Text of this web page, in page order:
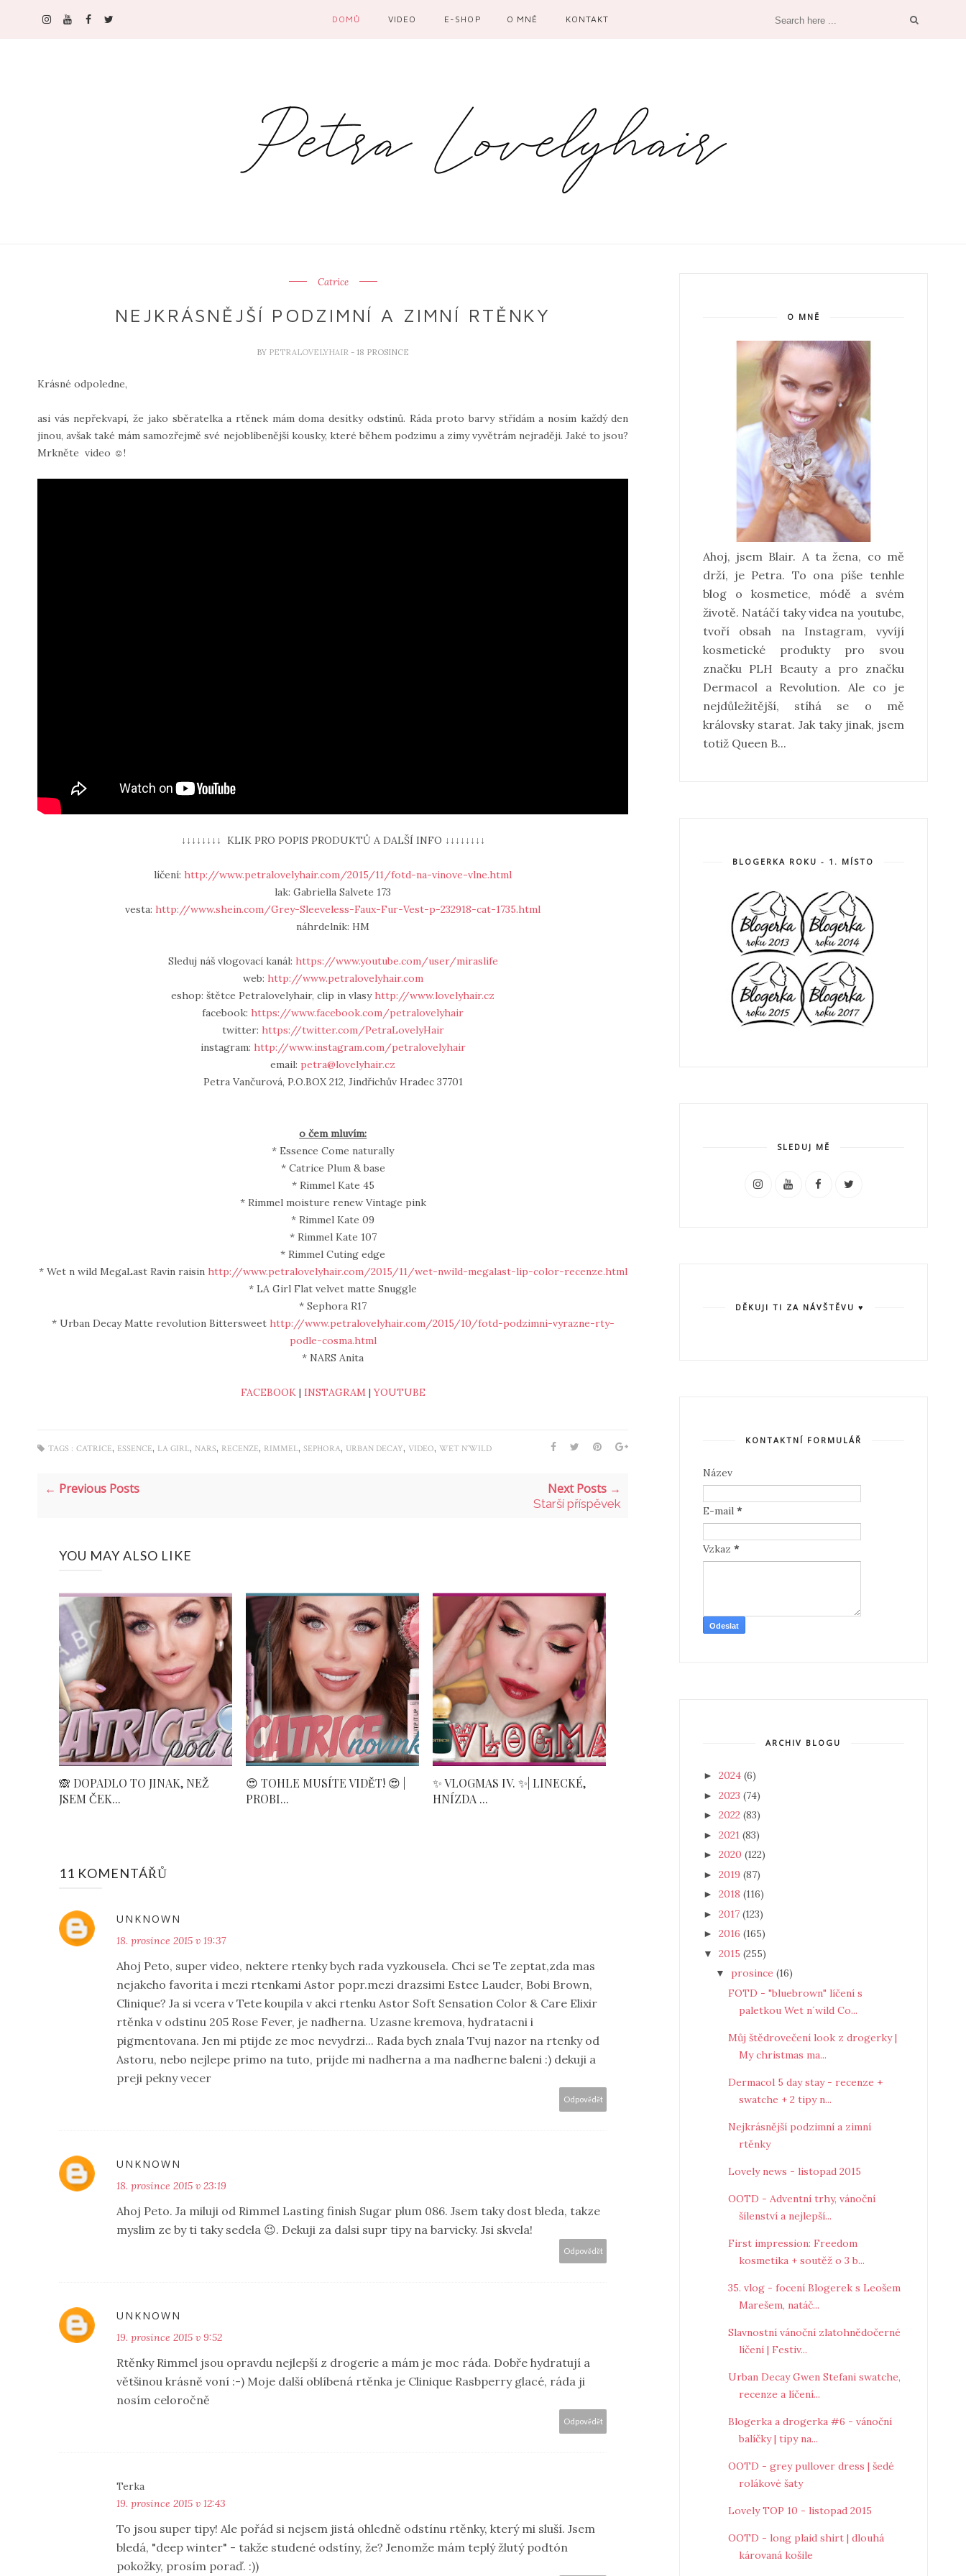
DOMŮ VIDEO E-SHOP O MNĚ KONTAKT
Catrice
NEJKRÁSNĚJŠÍ PODZIMNÍ A ZIMNÍ RTĚNKY
BY PETRALOVELYHAIR - 18 PROSINCE
Krásné odpoledne,
asi vás nepřekvapí, že jako sběratelka a rtěnek mám doma desítky odstínů. Ráda proto barvy střídám a nosím každý den
jinou, avšak také mám samozřejmě své nejoblíbenější kousky, které během podzimu a zimy vyvětrám nejraději. Jaké to jsou?
Mrkněte video ☺!
↓↓↓↓↓↓↓↓ KLIK PRO POPIS PRODUKTŮ A DALŠÍ INFO ↓↓↓↓↓↓↓↓
líčení:http://www.petralovelyhair.com/2015/11/fotd-na-vinove-vlne.html
lak: Gabriella Salvete 173
vesta:http://www.shein.com/Grey-Sleeveless-Faux-Fur-Vest-p-232918-cat-1735.html
náhrdelník: HM
Sleduj náš vlogovací kanál: https://www.youtube.com/user/miraslife
web: http://www.petralovelyhair.com
eshop: štětce Petralovelyhair, clip in vlasyhttp://www.lovelyhair.cz
facebook:https://www.facebook.com/petralovelyhair
twitter: https://twitter.com/PetraLovelyHair
instagram: http://www.instagram.com/petralovelyhair
email: petra@lovelyhair.cz
Petra Vančurová, P.O.BOX 212, Jindřichův Hradec 37701
o čem mluvím:
* Essence Come naturally
* Catrice Plum & base
* Rimmel Kate 45
* Rimmel moisture renew Vintage pink
* Rimmel Kate 09
* Rimmel Kate 107
* Rimmel Cuting edge
* Wet n wild MegaLast Ravin raisin http://www.petralovelyhair.com/2015/11/wet-nwild-megalast-lip-color-recenze.html
* LA Girl Flat velvet matte Snuggle
* Sephora R17
* Urban Decay Matte revolution Bittersweet http://www.petralovelyhair.com/2015/10/fotd-podzimni-vyrazne-rty-
podle-cosma.html
* NARS Anita
FACEBOOK| INSTAGRAM|YOUTUBE
TAGS : CATRICE, ESSENCE, LA GIRL, NARS, RECENZE, RIMMEL, SEPHORA, URBAN DECAY, VIDEO, WET N´WILD
← Previous Posts Next Posts →
Starší příspěvek
YOU MAY ALSO LIKE
🙈 DOPADLO TO JINAK, NEŽ
JSEM ČEK...
😍 TOHLE MUSÍTE VIDĚT! 😍 |
PROBI...
✨ VLOGMAS IV. ✨| LINECKÉ,
HNÍZDA ...
11 KOMENTÁŘŮ
UNKNOWN
18. prosince 2015 v 19:37
Ahoj Peto, super video, nektere rtenky bych rada vyzkousela. Chci se Te zeptat,zda mas
nejakeho favorita i mezi rtenkami Astor popr.mezi drazsimi Estee Lauder, Bobi Brown,
Clinique? Ja si vcera v Tete koupila v akci rtenku Astor Soft Sensation Color & Care Elixir
rtěnka v odstinu 205 Rose Fever, je nadherna. Uzasne kremova, hydratacni i
pigmentovana. Jen mi ptijde ze moc nevydrzi... Rada bych znala Tvuj nazor na rtenky od
Astoru, nebo nejlepe primo na tuto, prijde mi nadherna a ma nadherne baleni :) dekuji a
preji pekny vecer
Odpovědět
UNKNOWN
18. prosince 2015 v 23:19
Ahoj Peto. Ja miluji od Rimmel Lasting finish Sugar plum 086. Jsem taky dost bleda, takze
myslim ze by ti taky sedela 😉. Dekuji za dalsi supr tipy na barvicky. Jsi skvela!
Odpovědět
UNKNOWN
19. prosince 2015 v 9:52
Rtěnky Rimmel jsou opravdu nejlepší z drogerie a mám je moc ráda. Dobře hydratují a
většinou krásně voní :-) Moje další oblíbená rtěnka je Clinique Rasbperry glacé, ráda ji
nosím celoročně
Odpovědět
Terka
19. prosince 2015 v 12:43
To jsou super tipy! Ale pořád si nejsem jistá ohledně odstínu rtěnky, který mi sluší. Jsem
bledá, "deep winter" - takže studené odstíny, že? Jenomže mám teplý žlutý podtón
pokožky, prosím poraď. :))
O MNĚ
Ahoj, jsem Blair. A ta žena, co mě
drží, je Petra. To ona píše tenhle
blog o kosmetice, módě a svém
životě. Natáčí taky videa na youtube,
tvoří obsah na Instagram, vyvíjí
kosmetické produkty pro svou
značku PLH Beauty a pro značku
Dermacol a Revolution. Ale co je
nejdůležitější, stíhá se o mě
královsky starat. Jak taky jinak, jsem
totiž Queen B...
BLOGERKA ROKU - 1. MÍSTO
SLEDUJ MĚ
DĚKUJI TI ZA NÁVŠTĚVU ♥
KONTAKTNÍ FORMULÁŘ
Název
E-mail *
Vzkaz *
ARCHIV BLOGU
► 2024 (6)
► 2023 (74)
► 2022 (83)
► 2021 (83)
► 2020 (122)
► 2019 (87)
► 2018 (116)
► 2017 (123)
► 2016 (165)
▼ 2015 (255)
▼ prosince (16)
FOTD - "bluebrown" líčení s
paletkou Wet n´wild Co...
Můj štědrovečení look z drogerky |
My christmas ma...
Dermacol 5 day stay - recenze +
swatche + 2 tipy n...
Nejkrásnější podzimní a zimní
rtěnky
Lovely news - listopad 2015
OOTD - Adventní trhy, vánoční
šílenství a nejlepší...
First impression: Freedom
kosmetika + soutěž o 3 b...
35. vlog - focení Blogerek s Leošem
Marešem, natáč...
Slavnostní vánoční zlatohnědočerné
líčení | Festiv...
Urban Decay Gwen Stefani swatche,
recenze a líčení...
Blogerka a drogerka #6 - vánoční
balíčky | tipy na...
OOTD - grey pullover dress | šedé
rolákové šaty
Lovely TOP 10 - listopad 2015
OOTD - long plaid shirt | dlouhá
károvaná košile